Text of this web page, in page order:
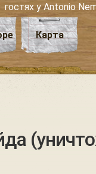
гостях у Antonio
Карта